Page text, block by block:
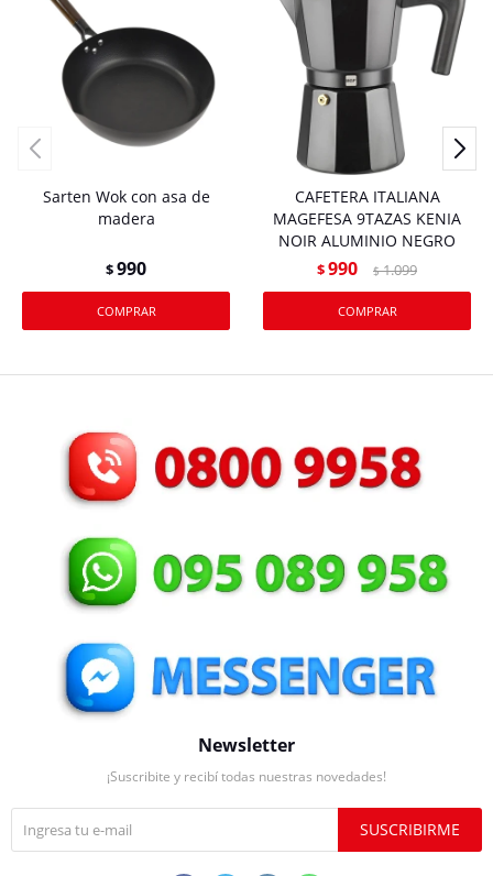
Sarten Wok con asa de
madera
$990
CAFETERA ITALIANA
MAGEFESA 9TAZAS KENIA
NOIR ALUMINIO NEGRO
$990 $ 1.099
Newsletter
¡Suscribite y recibí todas nuestras novedades!
SUSCRIBIRME